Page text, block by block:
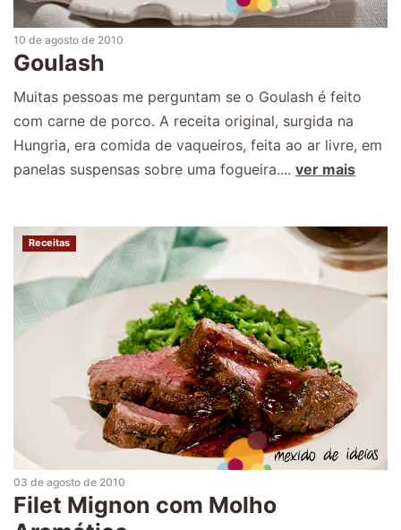
10 de agosto de 2010
Goulash
Muitas pessoas me perguntam se o Goulash é feito
com carne de porco. A receita original, surgida na
Hungria, era comida de vaqueiros, feita ao ar livre, em
panelas suspensas sobre uma fogueira.... ver mais
Receitas
03 de agosto de 2010
Filet Mignon com Molho